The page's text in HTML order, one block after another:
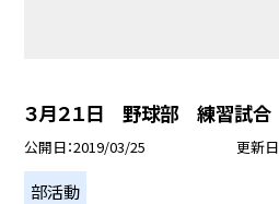
３月２１日 野球部 練習試合
公開日 2019/03/25 更新日
部活動